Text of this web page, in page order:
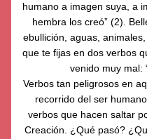
humano a imagen suya, a
hembra los creó” (2).
ebullición, aguas,
que te fijas en dos verbos
venido muy mal:
Verbos tan peligrosos en
recorrido del ser
verbos que hacen saltar
Creación. ¿Qué pasó?